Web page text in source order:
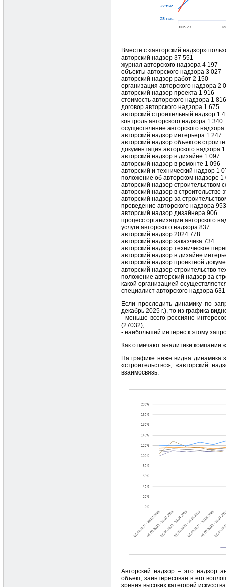
Вместе с «авторский надзор»
авторский надзор 37 551
журнал авторского надзора 4 197
объекты авторского надзора 3 027
авторский надзор работ 2 150
организация авторского надзора 2
авторский надзор проекта 1 916
стоимость авторского надзора 1 816
договор авторского надзора 1 675
авторский строительный надзор 1
контроль авторского надзора 1 340
осуществление авторского
авторский надзор интерьера 1 247
авторский надзор объектов
документация авторского надзора
авторский надзор в дизайне 1 097
авторский надзор в ремонте 1 096
авторский и технический надзор 1
положение об авторском надзоре 1
авторский надзор строительством
авторский надзор в строительстве
авторский надзор за
проведение авторского надзора 953
авторский надзор дизайнера 906
процесс организации авторского
услуги авторского надзора 837
авторский надзор 2024 778
авторский надзор заказчика 734
авторский надзор техническое
авторский надзор в дизайне
авторский надзор проектной
авторский надзор строительство
положение авторский надзор за
какой организацией
специалист авторского надзора 631
Если проследить динамику по
декабрь 2025 г.), то из графика
- меньше всего россияне
(27032);
- наибольший интерес к этому
Как отмечают аналитики
На графике ниже видна динамика
«строительство», «авторский
взаимосвязь.
Авторский надзор – это надзор
объект, заинтересован в его
зрения высоких категорий